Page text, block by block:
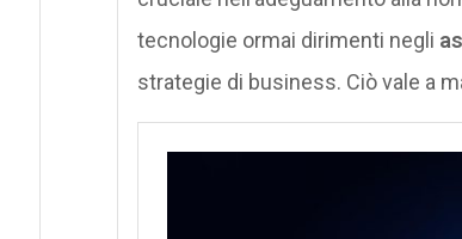
tecnologie ormai dirimenti negli
strategie di business. Ciò vale a